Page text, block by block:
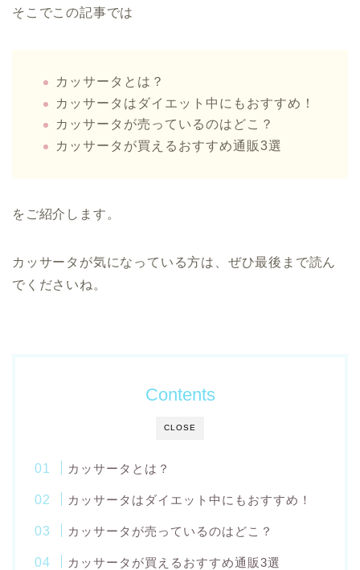
そこでこの記事では
カッサータとは？
カッサータはダイエット中にもおすすめ！
カッサータが売っているのはどこ？
カッサータが買えるおすすめ通販3選
をご紹介します。
カッサータが気になっている方は、ぜひ最後まで読ん
でくださいね。
CLOSE
Contents
カッサータとは？
カッサータはダイエット中にもおすすめ！
カッサータが売っているのはどこ？
カッサータが買えるおすすめ通販3選